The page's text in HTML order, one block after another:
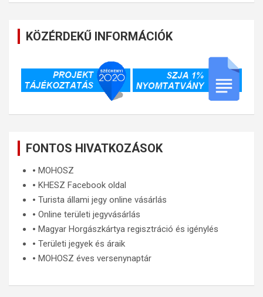
KÖZÉRDEKŰ INFORMÁCIÓK
FONTOS HIVATKOZÁSOK
🞄 MOHOSZ
🞄 KHESZ Facebook oldal
🞄 Turista állami jegy online vásárlás
🞄 Online területi jegyvásárlás
🞄 Magyar Horgászkártya regisztráció és igénylés
🞄 Területi jegyek és áraik
🞄 MOHOSZ éves versenynaptár